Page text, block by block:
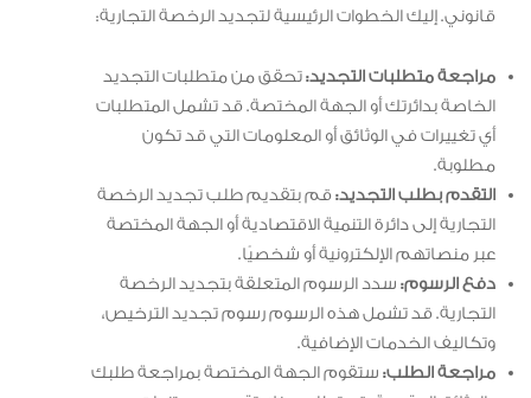
قانوني. إليك الخطوات الرئيسية لتجديد الرخصة التجارية:
مراجعة متطلبات التجديد:تحقق من متطلبات التجديد
الخاصة بدائرتك أو الجهة المختصة. قد تشمل المتطلبات
أي تغييرات في الوثائق أو المعلومات التي قد تكون
مطلوبة.
التقدم بطلب التجديد:قم بتقديم طلب تجديد الرخصة
التجارية إلى دائرة التنمية الاقتصادية أو الجهة المختصة
عبر منصاتهم الإلكترونية أو شخصيًا.
دفع الرسوم: سدد الرسوم المتعلقة بتجديد الرخصة
التجارية. قد تشمل هذه الرسوم رسوم تجديد الترخيص،
وتكاليف الخدمات الإضافية.
مراجعة الطلب: ستقوم الجهة المختصة بمراجعة طلبك